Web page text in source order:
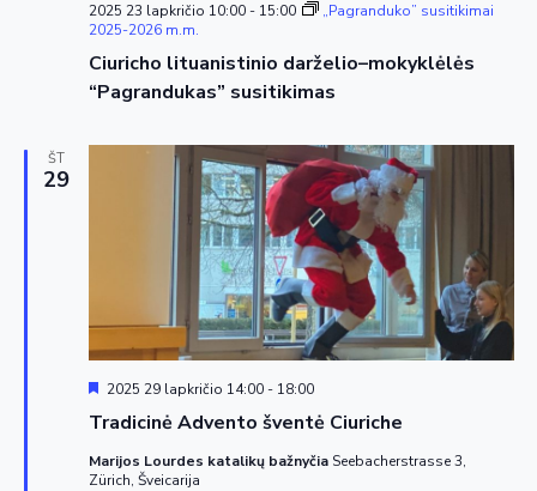
Ciuricho lituanistinio darželio–mokyklėlės
“Pagrandukas” susitikimas
2025 23 lapkričio 10:00- 15:00
„Pagranduko” susitikimai
2025-2026 m.m.
ŠT
29
Tradicinė Advento šventė Ciuriche
Siūloma
2025 29 lapkričio 14:00- 18:00
Marijos Lourdes katalikų bažnyčia Seebacherstrasse 3,
Zürich, Šveicarija